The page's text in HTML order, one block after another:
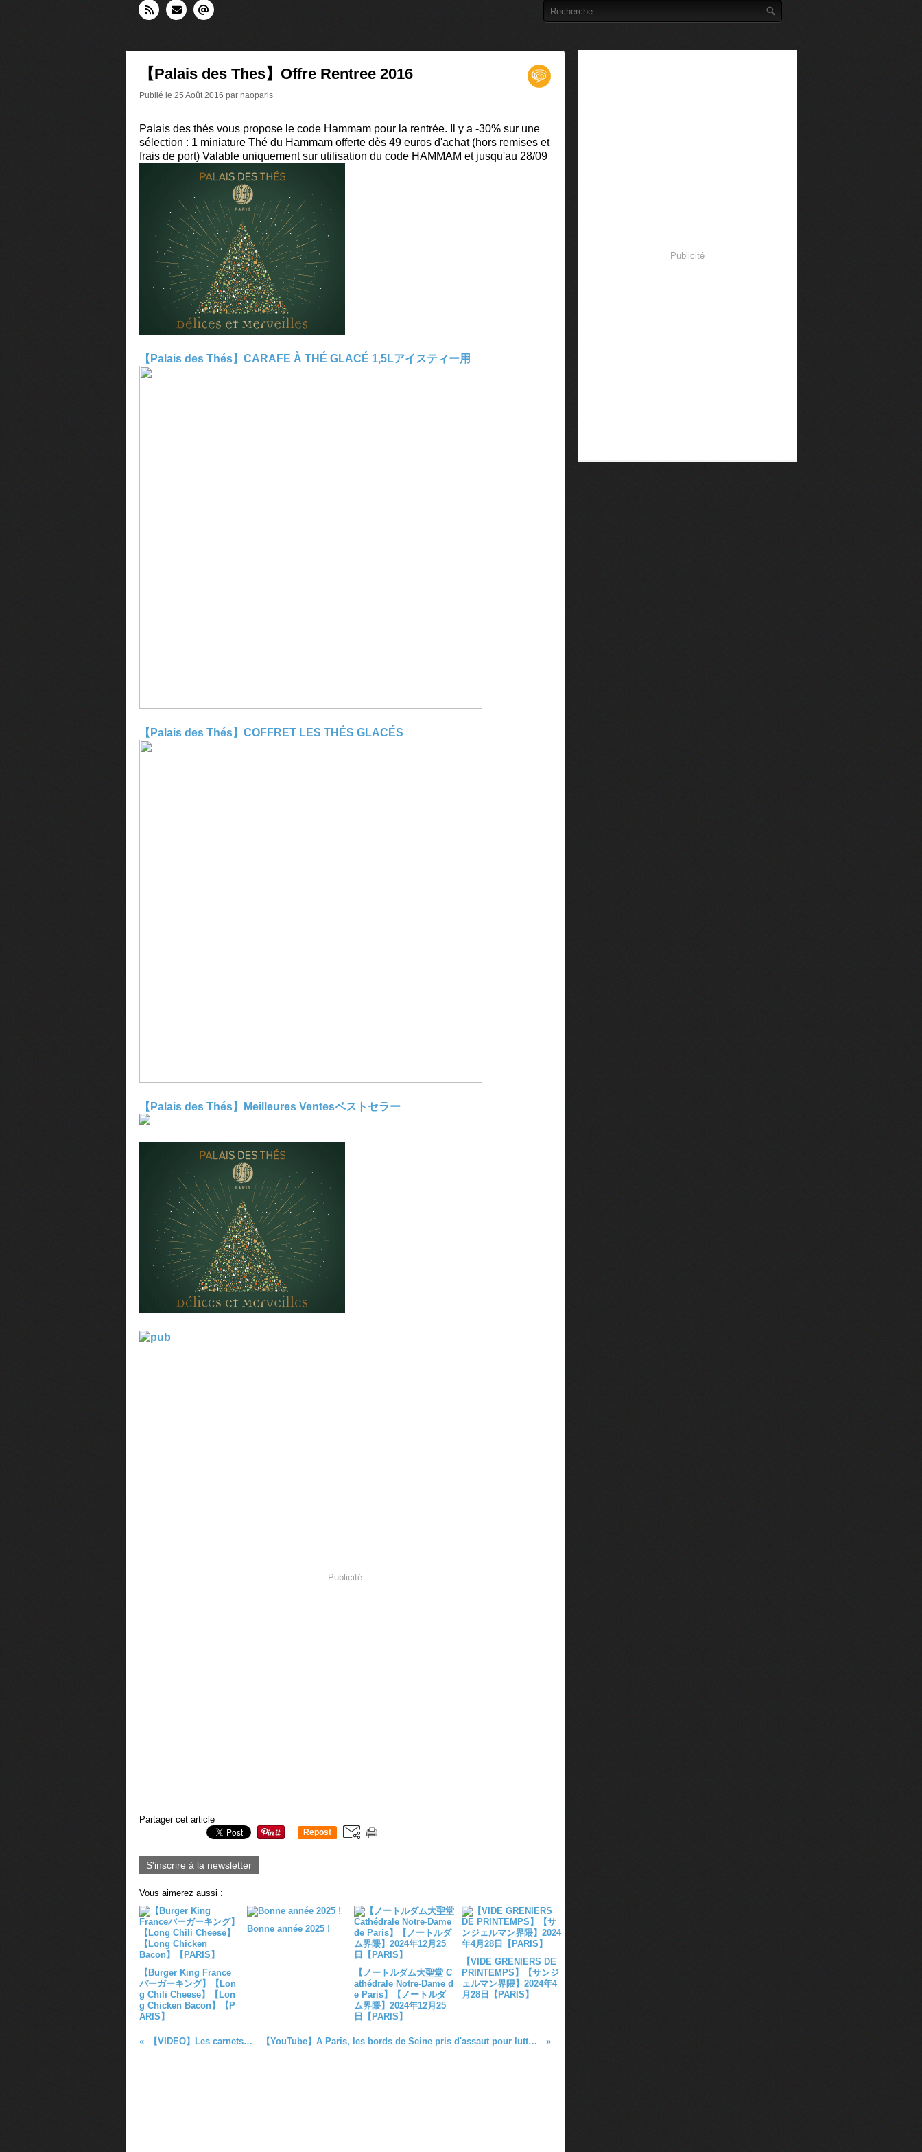
【Palais des Thes】Offre Rentree 2016
Publié le 25 Août 2016 par naoparis
Palais des thés vous propose le code Hammam pour la rentrée. Il y a -30% sur une
sélection : 1 miniature Thé du Hammam offerte dès 49 euros d'achat (hors remises et
frais de port) Valable uniquement sur utilisation du code HAMMAM et jusqu'au 28/09
【Palais des Thés】CARAFE À THÉ GLACÉ 1,5Lアイスティー用
【Palais des Thés】COFFRET LES THÉS GLACÉS
【Palais des Thés】Meilleures Ventesベストセラー
Publicité
Partager cet article
Repost
S'inscrire à la newsletter
Vous aimerez aussi :
【Burger King France
バーガーキング】【Lon
g Chili Cheese】【Lon
g Chicken Bacon】【P
ARIS】
Bonne année 2025 !
【ノートルダム大聖堂 C
athédrale Notre-Dame d
e Paris】【ノートルダ
ム界隈】2024年12月25
日【PARIS】
【VIDE GRENIERS DE
PRINTEMPS】【サンジ
ェルマン界隈】2024年4
月28日【PARIS】
【VIDEO】Les carnets de Julie 【YouTube】A Paris, les bords de Seine pris d'assaut pour lutter contre la chaleur
Publicité